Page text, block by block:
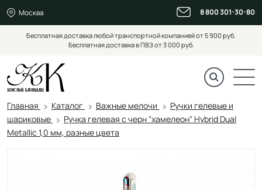
Москва 8 800 301-30-80
Бесплатная доставка любой транспортной компанией от 5 900 руб.
Бесплатная доставка в ПВЗ от 3 000 руб.
Главная Каталог Важные мелочи
Ручки гелевые и
шариковые
Ручка гелевая с черн "хамелеон" Hybrid Dual
Metallic 1,0 мм, разные цвета